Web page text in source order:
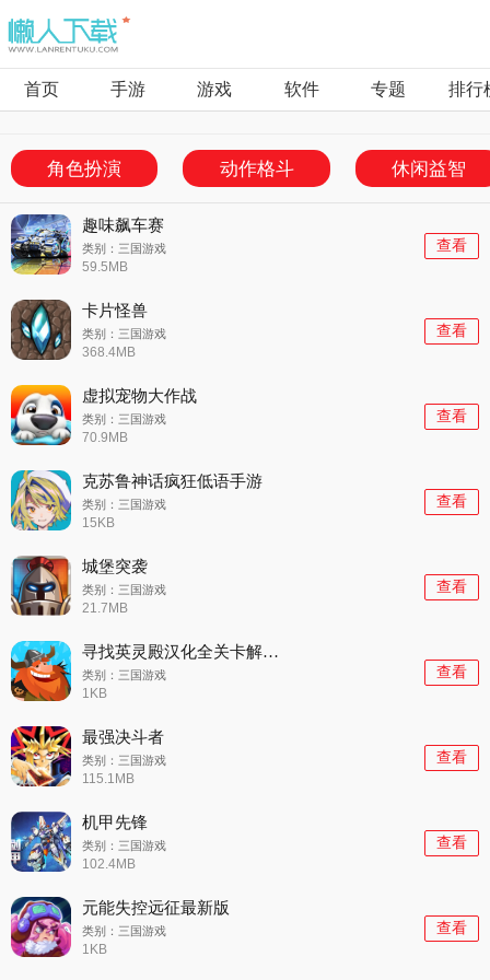
首页 手游 游戏 软件 专题 排行
角色扮演 动作格斗 休闲益智
趣味飙车赛
类别：三国游戏
59.5MB
查看
卡片怪兽
类别：三国游戏
368.4MB
查看
虚拟宠物大作战
类别：三国游戏
70.9MB
查看
克苏鲁神话疯狂低语手游
类别：三国游戏
15KB
查看
城堡突袭
类别：三国游戏
21.7MB
查看
寻找英灵殿汉化全关卡解锁版(Die With Glory)
类别：三国游戏
1KB
查看
最强决斗者
类别：三国游戏
115.1MB
查看
机甲先锋
类别：三国游戏
102.4MB
查看
元能失控远征最新版
类别：三国游戏
1KB
查看